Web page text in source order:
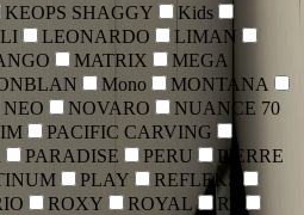
KEOPS SHAGGY
Kids
LEONARDO
LIMAN
MATRIX
MEGA
Mono
MONTANA
NEO NOVARO
NUANCE 70
PACIFIC CARVING
PARADISE PERU
PIERRE
PLAY
REFLEKS
ROXY ROYAL
RT